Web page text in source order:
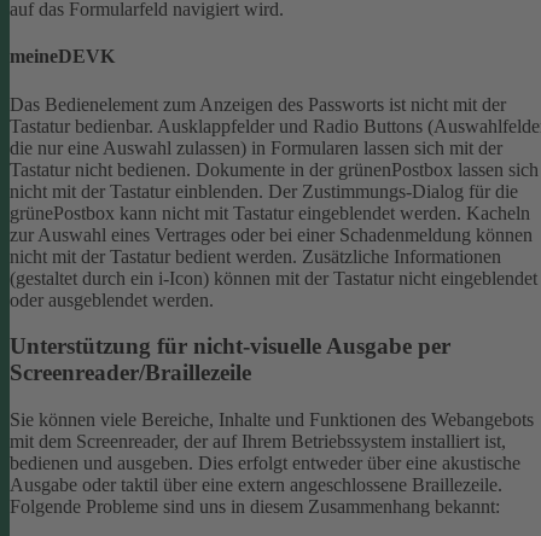
auf das Formularfeld navigiert wird.
meineDEVK
Das Bedienelement zum Anzeigen des Passworts ist nicht mit der
Tastatur bedienbar. Ausklappfelder und Radio Buttons
die nur eine Auswahl zulassen) in Formularen lassen sich mit der
Tastatur nicht bedienen. Dokumente in der grünenPostbox lassen sich
nicht mit der Tastatur einblenden. Der Zustimmungs-Dialog für die
grünePostbox kann nicht mit Tastatur eingeblendet werden. Kacheln
zur Auswahl eines Vertrages oder bei einer Schadenmeldung können
nicht mit der Tastatur bedient werden. Zusätzliche Informationen
(gestaltet durch ein i-Icon) können mit der Tastatur nicht eingeblendet
oder ausgeblendet werden.
Unterstützung für nicht-visuelle Ausgabe per
Screenreader/Braillezeile
Sie können viele Bereiche, Inhalte und Funktionen des Webangebots
mit dem Screenreader, der auf Ihrem Betriebssystem installiert ist,
bedienen und ausgeben. Dies erfolgt entweder über eine akustische
Ausgabe oder taktil über eine extern angeschlossene Braillezeile.
Folgende Probleme sind uns in diesem Zusammenhang bekannt: